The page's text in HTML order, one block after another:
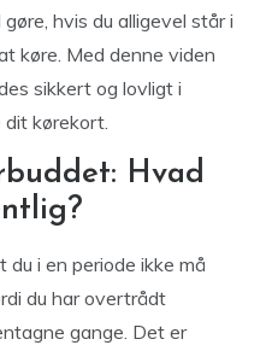
hvis du alligevel står i
køre. Med denne viden
sikkert og lovligt i
kørekort.
Hvad
i en periode ikke må
du har overtrådt
gange. Det er